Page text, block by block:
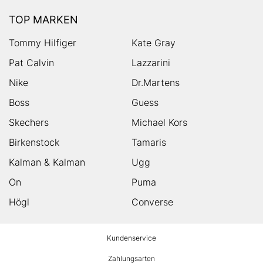
TOP MARKEN
Tommy Hilfiger
Kate Gray
Pat Calvin
Lazzarini
Nike
Dr.Martens
Boss
Guess
Skechers
Michael Kors
Birkenstock
Tamaris
Kalman & Kalman
Ugg
On
Puma
Högl
Converse
Kundenservice
Zahlungsarten